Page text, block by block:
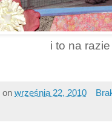
i to na
on września 22, 2010